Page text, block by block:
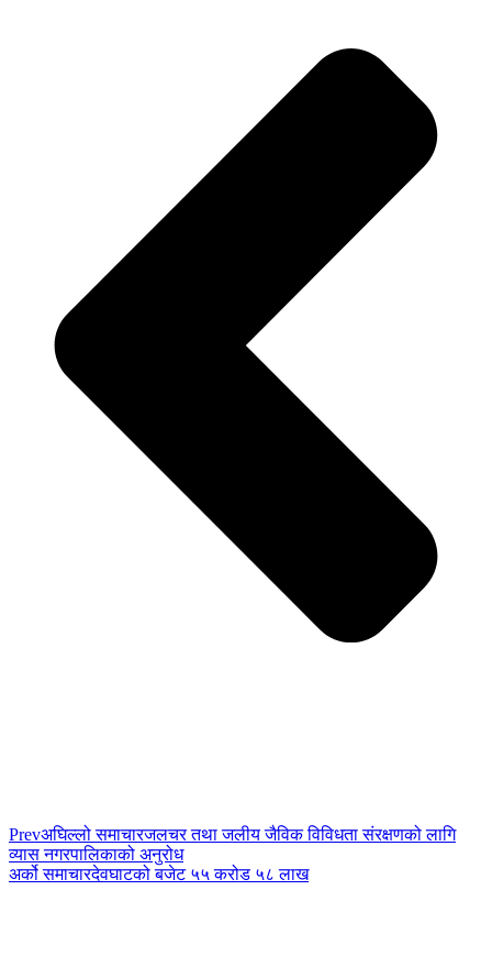
Prevअघिल्लो समाचारजलचर तथा जलीय जैविक विविधता संरक्षणको लागि
व्यास नगरपालिकाको अनुरोध
अर्को समाचारदेवघाटको बजेट ५५ करोड ५८ लाख